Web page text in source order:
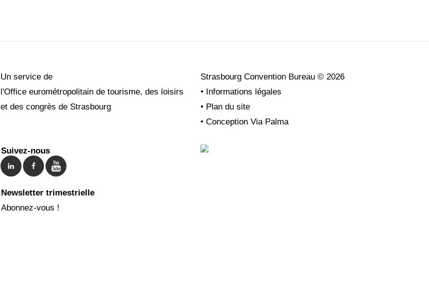
Un service de
l'Office eurométropolitain de tourisme, des loisirs
et des congrès de Strasbourg
Suivez-nous
Newsletter trimestrielle
Abonnez-vous !
Strasbourg Convention Bureau © 2026
• Informations légales
• Plan du site
• Conception Via Palma